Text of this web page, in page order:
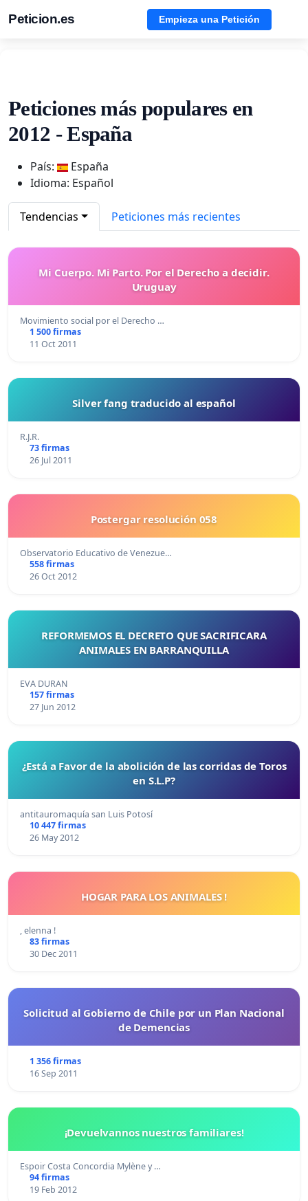
Peticion.es Empieza una Petición
Peticiones más populares en
2012 - España
País:
España
Idioma: Español
Tendencias Peticiones más recientes
Mi Cuerpo. Mi Parto. Por el Derecho a decidir.
Uruguay
Movimiento social por el Derecho …
1 500 firmas
11 Oct 2011
Silver fang traducido al español
R.J.R.
73 firmas
26 Jul 2011
Postergar resolución 058
Observatorio Educativo de Venezue…
558 firmas
26 Oct 2012
REFORMEMOS EL DECRETO QUE SACRIFICARA
ANIMALES EN BARRANQUILLA
EVA DURAN
157 firmas
27 Jun 2012
¿Está a Favor de la abolición de las corridas de Toros
en S.L.P?
antitauromaquía san Luis Potosí
10 447 firmas
26 May 2012
HOGAR PARA LOS ANIMALES !
, elenna !
83 firmas
30 Dec 2011
Solicitud al Gobierno de Chile por un Plan Nacional
de Demencias
1 356 firmas
16 Sep 2011
¡Devuelvannos nuestros familiares!
Espoir Costa Concordia Mylène y …
94 firmas
19 Feb 2012